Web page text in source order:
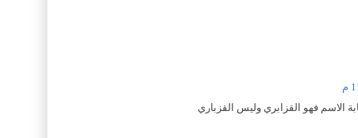
الاسم فهو القزابري وليس القزباري